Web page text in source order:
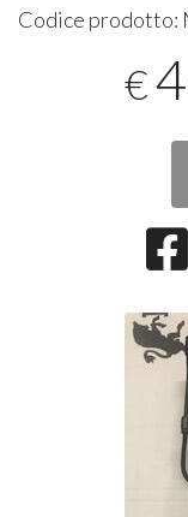
Codice prodotto:
€